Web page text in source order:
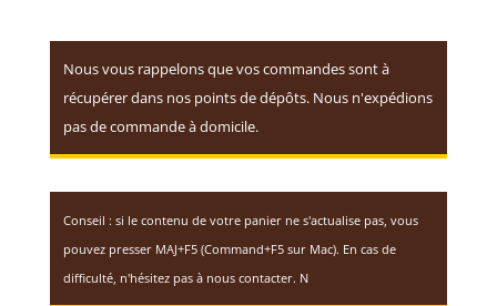
Nous vous rappelons que vos commandes sont à
récupérer dans nos points de dépôts. Nous n'expédions
pas de commande à domicile.
Conseil : si le contenu de votre panier ne s'actualise pas, vous
pouvez presser MAJ+F5 (Command+F5 sur Mac). En cas de
difficulté, n'hésitez pas à nous contacter. N